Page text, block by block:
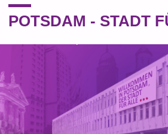
POTSDAM - STADT